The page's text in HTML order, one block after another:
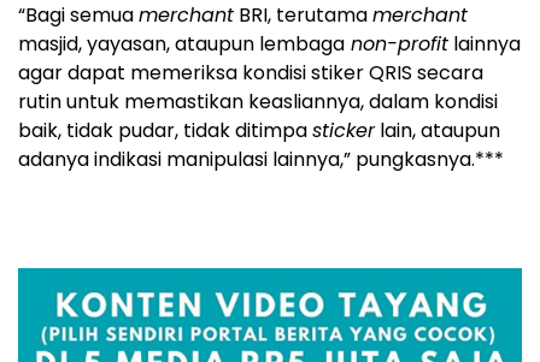
“Bagi semuamerchant BRI, terutamamerchant
masjid, yayasan, ataupun lembaga non-profit lainnya
agar dapat memeriksa kondisi stiker QRIS secara
rutin untuk memastikan keasliannya, dalam kondisi
baik, tidak pudar, tidak ditimpastickerlain, ataupun
adanya indikasi manipulasi lainnya,” pungkasnya.***